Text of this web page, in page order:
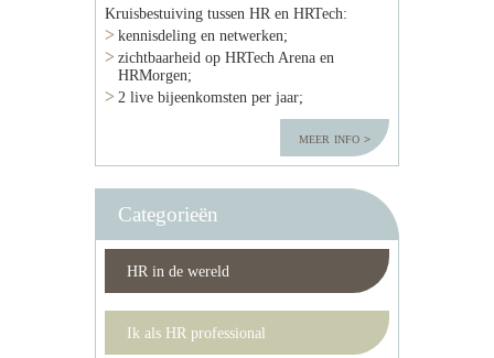
Kruisbestuiving tussen HR en HRTech:
kennisdeling en netwerken;
zichtbaarheid op HRTech Arena en
HRMorgen;
2 live bijeenkomsten per jaar;
meer info
Categorieën
HR in de wereld
Ik als HR professional